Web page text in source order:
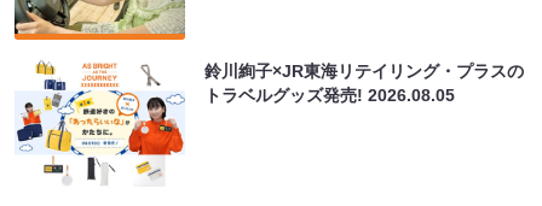
鈴川絢子×JR東海リテイリング・プラスの
トラベルグッズ発売!2026.08.05